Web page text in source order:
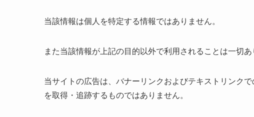
当該情報は個人を特定する情報ではありません。
また当該情報が上記の目的以外で利用されることは一切あ
当サイトの広告は、バナーリンクおよびテキストリンク
を取得・追跡するものではありません。